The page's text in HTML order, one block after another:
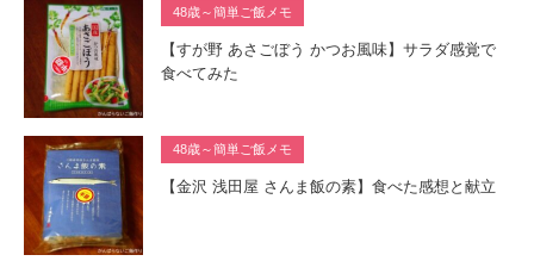
48歳～簡単ご飯メモ
【すが野 あさごぼう かつお風味】サラダ感覚で
食べてみた
48歳～簡単ご飯メモ
【金沢 浅田屋 さんま飯の素】食べた感想と献立